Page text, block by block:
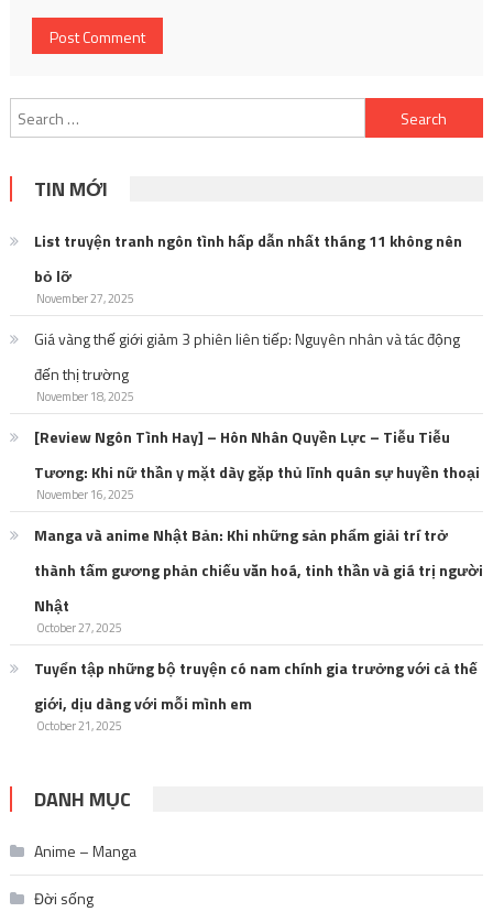
Search
for:
TIN MỚI
List truyện tranh ngôn tình hấp dẫn nhất tháng 11 không nên
bỏ lỡ
November 27, 2025
Giá vàng thế giới giảm 3 phiên liên tiếp: Nguyên nhân và tác động
đến thị trường
November 18, 2025
[Review Ngôn Tình Hay] – Hôn Nhân Quyền Lực – Tiễu Tiễu
Tương: Khi nữ thần y mặt dày gặp thủ lĩnh quân sự huyền thoại
November 16, 2025
Manga và anime Nhật Bản: Khi những sản phẩm giải trí trở
thành tấm gương phản chiếu văn hoá, tinh thần và giá trị người
Nhật
October 27, 2025
Tuyển tập những bộ truyện có nam chính gia trưởng với cả thế
giới, dịu dàng với mỗi mình em
October 21, 2025
DANH MỤC
Anime – Manga
Đời sống